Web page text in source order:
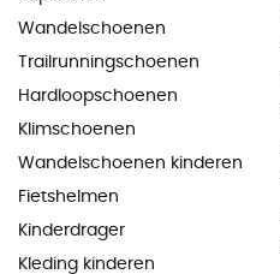
Wandelschoenen
Trailrunningschoenen
Hardloopschoenen
Klimschoenen
Wandelschoenen kinderen
Fietshelmen
Kinderdrager
Kleding kinderen